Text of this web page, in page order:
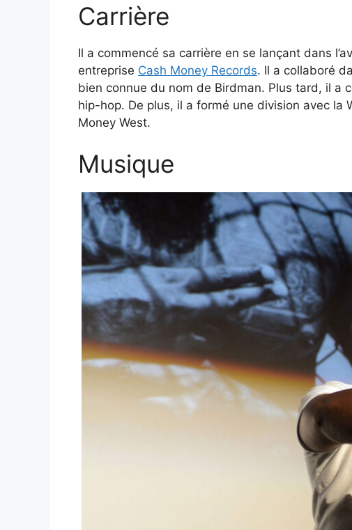
Carrière
Il a commencé sa carrière en se lançant dans
entreprise Cash Money Records. Il a collaboré
bien connue du nom de Birdman. Plus tard, il a
hip-hop. De plus, il a formé une division avec la
Money West.
Musique